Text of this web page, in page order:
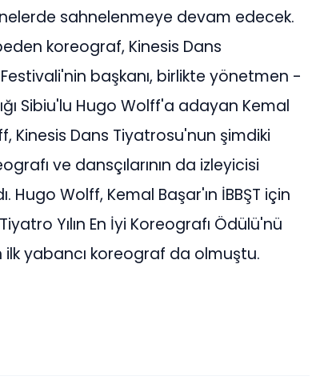
sahnelenmeye devam edecek.
koreograf, Kinesis Dans
başkanı, birlikte yönetmen -
Sibiu'lu Hugo Wolff'a adayan Kemal
Kinesis Dans Tiyatrosu'nun şimdiki
ve dansçılarının da izleyicisi
Wolff, Kemal Başar'ın İBBŞT için
Yılın En İyi Koreografı Ödülü'nü
yabancı koreograf da olmuştu.